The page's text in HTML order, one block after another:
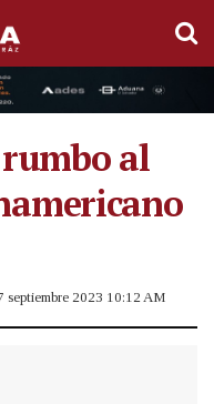
al
septiembre 2023 10:12 AM